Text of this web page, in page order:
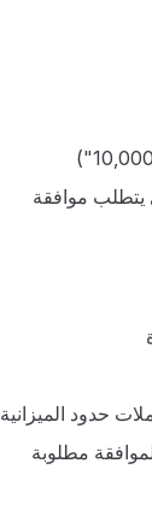
يتطلب موافقة
حدود الميزانية